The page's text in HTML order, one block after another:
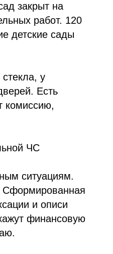
закрыт на
работ. 120
детские сады
у
Есть
комиссию,
ЧС
ситуациям.
Сформированная
и описи
финансовую